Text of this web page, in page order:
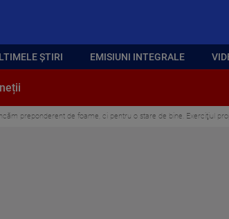
ȘTIRI EMISIUNI INTEGRALE
preponderent de foame, ci pentru o stare de bine. Exerciţiul